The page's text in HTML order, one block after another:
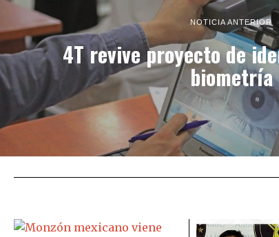
NOTICIA ANTERIOR
4T revive proyecto de
biometría